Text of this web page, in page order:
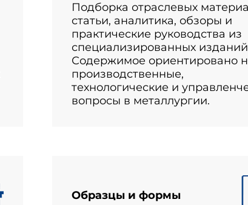
Подборка отраслевых
статьи, аналитика, обзоры и
практические руководства из
специализированных
Содержимое ориентировано
производственные,
технологические и
вопросы в металлургии.
Образцы и формы